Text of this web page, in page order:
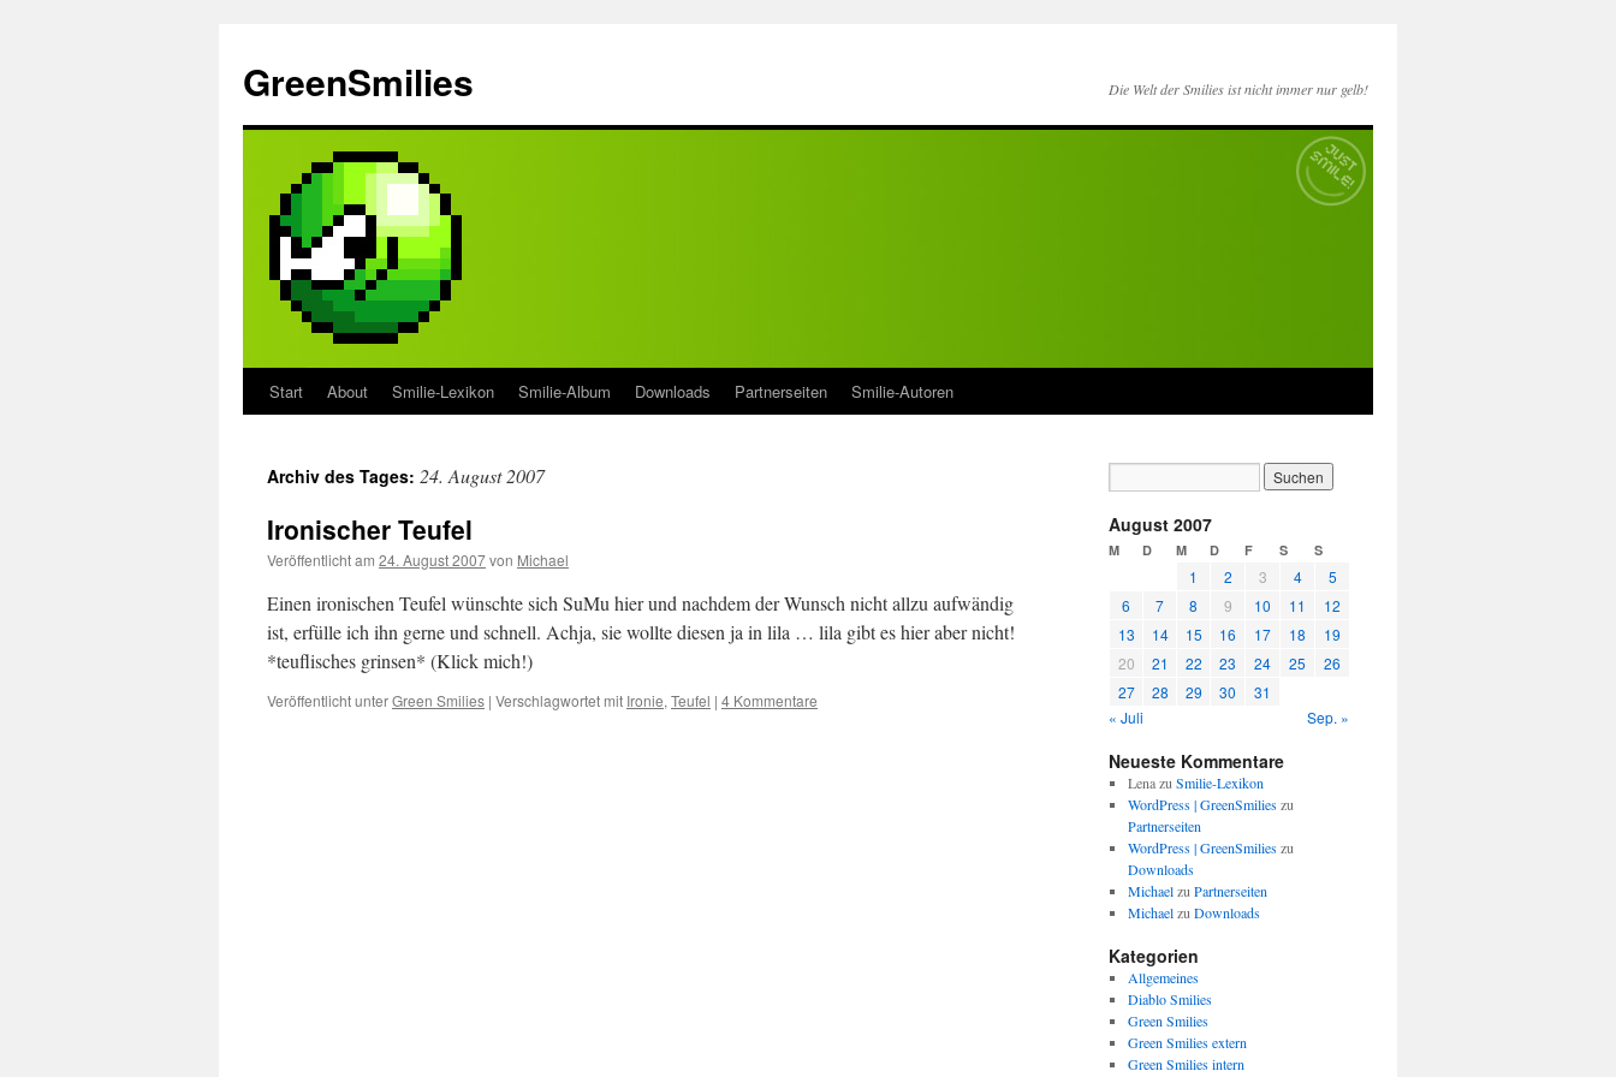
springen
GreenSmilies Die Welt der Smilies ist nicht immer nur gelb!
Start About Smilie-Lexikon Smilie-Album Downloads Partnerseiten Smilie-Autoren
Archiv des Tages: 24. August 2007
Ironischer Teufel
Veröffentlicht am 24. August 2007von Michael
Einen ironischen Teufel wünschte sich SuMu hier und nachdem der Wunsch nicht allzu aufwändig
ist, erfülle ich ihn gerne und schnell. Achja, sie wollte diesen ja in lila … lila gibt es hier aber nicht!
*teuflisches grinsen* (Klick mich!)
Veröffentlicht unterGreen Smilies | Verschlagwortet mit Ironie, Teufel | 4 Kommentare
August 2007
M D M D F S S
1 2 3 4
5
6
7 8 9 10 11
12
13
14 15 16 17 18
19
20
21 22 23 24 25
26
27
28 29 30
31
« Juli
Sep. »
Neueste Kommentare
Lenazu Smilie-Lexikon
WordPress | GreenSmilieszu
Partnerseiten
WordPress | GreenSmilieszu
Downloads
Michaelzu Partnerseiten
Michaelzu Downloads
Kategorien
Allgemeines
Diablo Smilies
Green Smilies
Green Smilies extern
Green Smilies intern